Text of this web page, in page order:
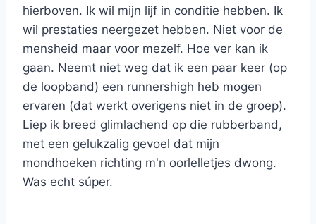
hierboven. Ik wil mijn lijf in conditie hebben. Ik
wil prestaties neergezet hebben. Niet voor de
mensheid maar voor mezelf. Hoe ver kan ik
gaan. Neemt niet weg dat ik een paar keer (op
de loopband) een runnershigh heb mogen
ervaren (dat werkt overigens niet in de groep).
Liep ik breed glimlachend op die rubberband,
met een gelukzalig gevoel dat mijn
mondhoeken richting m'n oorlelletjes dwong.
Was echt súper.